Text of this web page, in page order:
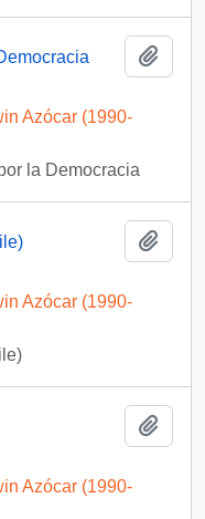
Azócar (1990-
la Democracia
Azócar (1990-
Azócar (1990-